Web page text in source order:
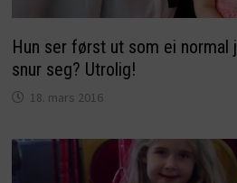
Hun ser først ut som ei normal
snur seg? Utrolig!
18. mars 2016